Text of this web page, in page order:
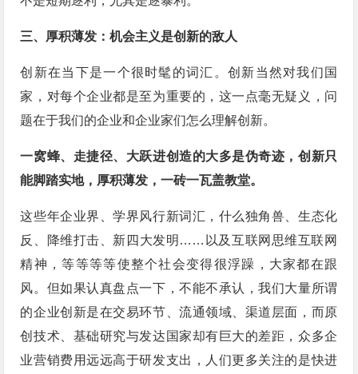
三、厚积薄发：机会主义是创新的敌人
创新在当下是一个很时髦的词汇。创新当然对我们国
家，对每个企业都是至为重要的，这一点毫无疑义，问
题在于我们的企业和企业家们怎么理解创新。
一窝蜂、走捷径、大跃进创造的大多是伪奇迹，创新只
能脚踏实地，厚积薄发，一砖一瓦盖教堂。
这些年企业界、学界风行新词汇，什么独角兽、生态化
反、降维打击、新四大发明……以及互联网思维互联网
精神，等等等等使整个社会变得很浮躁，大家都在跟
风。但如果认真盘点一下，不能不承认，我们大量所谓
的企业创新是在交易环节、流通领域、渠道层面，而原
创技术、基础研究与发达国家却有巨大的差距，众多企
业营销费用远远高于研发支出，人们更多关注的是快进